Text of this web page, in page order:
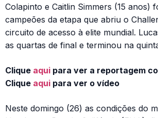
Colapinto e Caitlin Simmers (15 anos)
campeões da etapa que abriu o
circuito de acesso à elite mundial.
as quartas de final e terminou na
Clique aqui para ver a reportagem
Clique aqui para ver o vídeo
Neste domingo (26) as condições do